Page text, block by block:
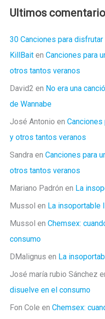
Ultimos
30 Canciones para
KillBait en Canciones para
otros tantos veranos
David2 en No era una
de Wannabe
José Antonio en
y otros tantos veranos
Sandra en Canciones para
otros tantos veranos
Mariano Padrón en La
Mussol en La insoportable
Mussol en Chemsex:
consumo
DMalignus en La
José maría rubio Sánchez
disuelve en el consumo
Fon Cole en Chemsex: